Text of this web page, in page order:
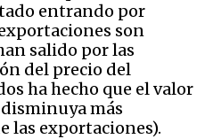
entrando por
son
salido por las
del precio del
ha hecho que el valor
más
las exportaciones).